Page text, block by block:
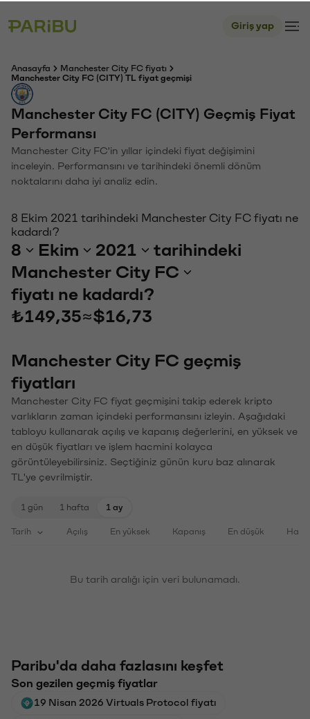
Giriş yap
Anasayfa
Manchester City FC fiyatı
Manchester City FC (CITY) TL fiyat geçmişi
Manchester City FC (CITY) Geçmiş Fiyat
Performansı
Manchester City FC'in yıllar içindeki fiyat değişimini
inceleyin. Performansını ve tarihindeki önemli dönüm
noktalarını daha iyi analiz edin.
8 Ekim 2021 tarihindeki Manchester City FC fiyatı ne
kadardı?
8 Ekim 2021
tarihindeki
Manchester City FC
fiyatı ne kadardı?
₺149,35≈$16,73
Manchester City FC geçmiş
fiyatları
Manchester City FC fiyat geçmişini takip ederek kripto
varlıkların zaman içindeki performansını izleyin. Aşağıdaki
tabloyu kullanarak açılış ve kapanış değerlerini, en yüksek ve
en düşük fiyatları ve işlem hacmini kolayca
görüntüleyebilirsiniz. Seçtiğiniz günün kuru baz alınarak
TL'ye çevrilmiştir.
1 gün 1 hafta 1 ay
Tarih Açılış En yüksek Kapanış En düşük
Bu tarih aralığı için veri bulunamadı.
Paribu'da daha fazlasını keşfet
Son gezilen geçmiş fiyatlar
19 Nisan 2026 Virtuals Protocol fiyatı